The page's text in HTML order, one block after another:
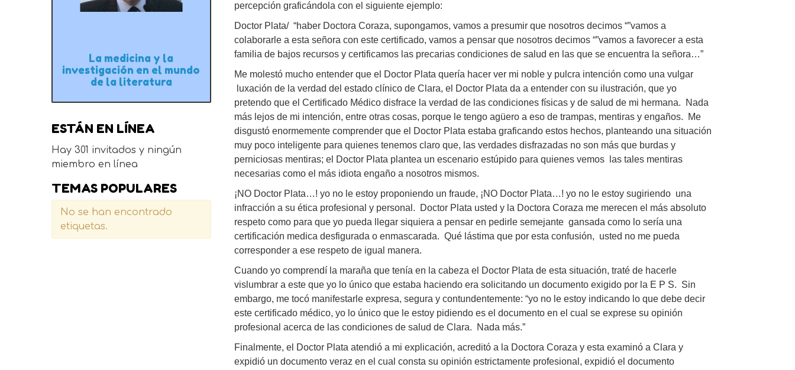
percepción graficándola con el siguiente ejemplo:
Doctor Plata/ “haber Doctora Coraza, supongamos, vamos a presumir que nosotros decimos “”vamos a
colaborarle a esta señora con este certificado, vamos a pensar que nosotros decimos “”vamos a favorecer a esta
familia de bajos recursos y certificamos las precarias condiciones de salud en las que se encuentra la señora…”
Me molestó mucho entender que el Doctor Plata quería hacer ver mi noble y pulcra intención como una vulgar
luxación de la verdad del estado clínico de Clara, el Doctor Plata da a entender con su ilustración, que yo
pretendo que el Certificado Médico disfrace la verdad de las condiciones físicas y de salud de mi hermana. Nada
más lejos de mi intención, entre otras cosas, porque le tengo agüero a eso de trampas, mentiras y engaños. Me
disgustó enormemente comprender que el Doctor Plata estaba graficando estos hechos, planteando una situación
muy poco inteligente para quienes tenemos claro que, las verdades disfrazadas no son más que burdas y
perniciosas mentiras; el Doctor Plata plantea un escenario estúpido para quienes vemos las tales mentiras
necesarias como el más idiota engaño a nosotros mismos.
¡NO Doctor Plata…! yo no le estoy proponiendo un fraude, ¡NO Doctor Plata…! yo no le estoy sugiriendo una
infracción a su ética profesional y personal. Doctor Plata usted y la Doctora Coraza me merecen el más absoluto
respeto como para que yo pueda llegar siquiera a pensar en pedirle semejante gansada como lo sería una
certificación medica desfigurada o enmascarada. Qué lástima que por esta confusión, usted no me pueda
corresponder a ese respeto de igual manera.
Cuando yo comprendí la maraña que tenía en la cabeza el Doctor Plata de esta situación, traté de hacerle
vislumbrar a este que yo lo único que estaba haciendo era solicitando un documento exigido por la E P S. Sin
embargo, me tocó manifestarle expresa, segura y contundentemente: “yo no le estoy indicando lo que debe decir
este certificado médico, yo lo único que le estoy pidiendo es el documento en el cual se exprese su opinión
profesional acerca de las condiciones de salud de Clara. Nada más.”
Finalmente, el Doctor Plata atendió a mi explicación, acreditó a la Doctora Coraza y esta examinó a Clara y
expidió un documento veraz en el cual consta su opinión estrictamente profesional, expidió el documento
La medicina y la
investigación en el mundo
de la literatura
ESTÁN EN LÍNEA
Hay 301 invitados y ningún
miembro en línea
TEMAS POPULARES
No se han encontrado
etiquetas.